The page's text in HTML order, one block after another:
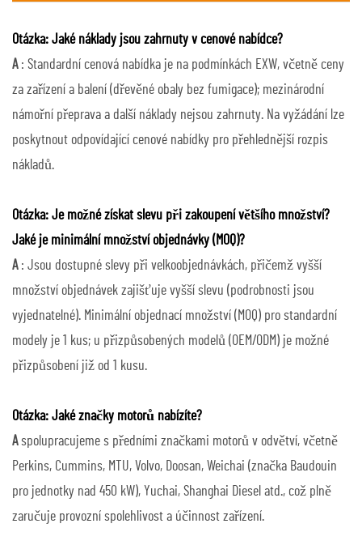
Otázka: Jaké náklady jsou zahrnuty v cenové nabídce?
A : Standardní cenová nabídka je na podmínkách EXW, včetně ceny
za zařízení a balení (dřevěné obaly bez fumigace); mezinárodní
námořní přeprava a další náklady nejsou zahrnuty. Na vyžádání lze
poskytnout odpovídající cenové nabídky pro přehlednější rozpis
nákladů.
Otázka: Je možné získat slevu při zakoupení většího množství?
Jaké je minimální množství objednávky (MOQ)?
A : Jsou dostupné slevy při velkoobjednávkách, přičemž vyšší
množství objednávek zajišťuje vyšší slevu (podrobnosti jsou
vyjednatelné). Minimální objednací množství (MOQ) pro standardní
modely je 1 kus; u přizpůsobených modelů (OEM/ODM) je možné
přizpůsobení již od 1 kusu.
Otázka: Jaké značky motorů nabízíte?
Aspolupracujeme s předními značkami motorů v odvětví, včetně
Perkins, Cummins, MTU, Volvo, Doosan, Weichai (značka Baudouin
pro jednotky nad 450 kW), Yuchai, Shanghai Diesel atd., což plně
zaručuje provozní spolehlivost a účinnost zařízení.